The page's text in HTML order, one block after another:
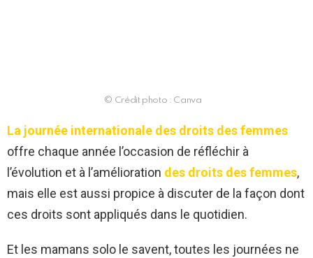
© Crédit photo : Canva
La journée internationale des droits des femmes
offre chaque année l’occasion de réfléchir à
l’évolution et à l’amélioration des droits des femmes,
mais elle est aussi propice à discuter de la façon dont
ces droits sont appliqués dans le quotidien.
Et les mamans solo le savent, toutes les journées ne